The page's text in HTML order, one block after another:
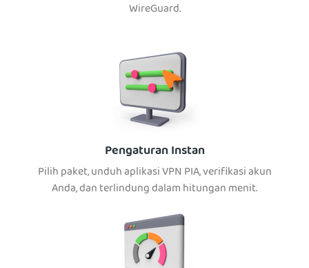
WireGuard.
Pengaturan Instan
Pilih paket, unduh aplikasi VPN PIA, verifikasi akun
Anda, dan terlindung dalam hitungan menit.